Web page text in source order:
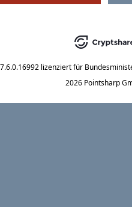
7.6.0.16992 lizenziert für
2026 Pointsharp